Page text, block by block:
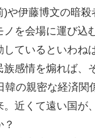
)や伊藤博文の暗殺
ノを会場に運び込
しているといわね
族感情を煽れば、
韓の親密な経済関
。近くて遠い国が